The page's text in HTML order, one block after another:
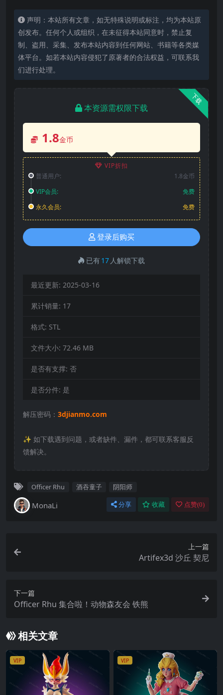
声明：本站所有文章，如无特殊说明或标注，均为本站原
创发布。任何个人或组织，在未征得本站同意时，禁止复
制、盗用、采集、发布本站内容到任何网站、书籍等各类媒
体平台。如若本站内容侵犯了原著者的合法权益，可联系我
们进行处理。
下载
本资源需权限下载
1.8金币
VIP折扣
普通用户:
1.8金币
VIP会员:
免费
永久会员:
免费
登录后购买
已有17 人解锁下载
最近更新: 2025-03-16
累计销量: 17
格式: STL
文件大小: 72.46 MB
是否有支撑: 否
是否分件: 是
解压密码： 3djianmo.com
✨️ 如下载遇到问题，或者缺件、漏件，都可联系客服反
馈解决。
Officer Rhu 酒吞童子 阴阳师
MonaLi 分享 收藏 点赞(0)
上一篇
Artifex3d 沙丘 契尼
下一篇
Officer Rhu 集合啦！动物森友会 铁熊
相关文章
VIP VIP